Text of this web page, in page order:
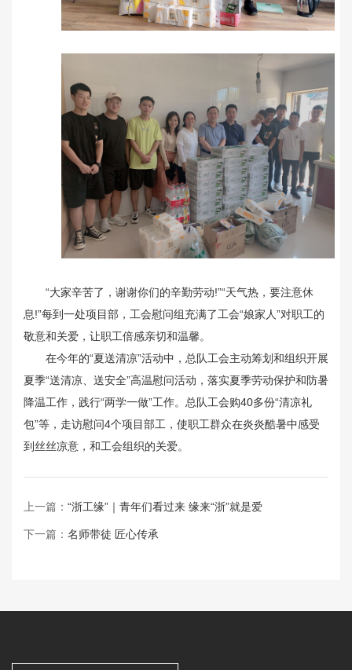
“大家辛苦了，谢谢你们的辛勤劳动!”“天气热，要注意休
息!”每到一处项目部，工会慰问组充满了工会“娘家人”对职工的
敬意和关爱，让职工倍感亲切和温馨。
在今年的“夏送清凉”活动中，总队工会主动筹划和组织开展
夏季“送清凉、送安全”高温慰问活动，落实夏季劳动保护和防暑
降温工作，践行“两学一做”工作。总队工会购40多份“清凉礼
包”等，走访慰问4个项目部工，使职工群众在炎炎酷暑中感受
到丝丝凉意，和工会组织的关爱。
上一篇： “浙工缘”｜青年们看过来 缘来“浙”就是爱
下一篇： 名师带徒 匠心传承